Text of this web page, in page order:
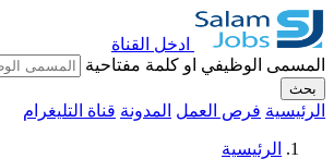
ادخل القناة
المسمى الوظيفي او كلمة مفتاحية
بحث
الرئيسية فرص العمل المدونة قناة التليغرام
الرئيسية